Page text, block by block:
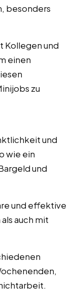
besonders
Kollegen und
einen
zu
und
wie ein
und
und effektive
auch mit